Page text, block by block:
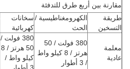
مقارنة بين أربع طرق للتدفئة
طريقة
التسخين
الكهرومغناطيسية /
الحث
سخانات
كهربائية
معلمة
عادية
380 فولت / 50
هرتز / 8 كيلو واط
/ 3 أطوار
380 فولت /
50 هرتز / 8
كيلو واط /
3 أطوار